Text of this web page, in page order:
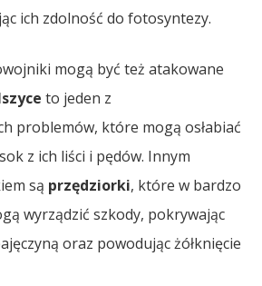
ich zdolność do fotosyntezy.
mogą być też atakowane
to jeden z
problemów, które mogą osłabiać
z ich liści i pędów. Innym
są przędziorki, które w bardzo
wyrządzić szkody, pokrywając
oraz powodując żółknięcie